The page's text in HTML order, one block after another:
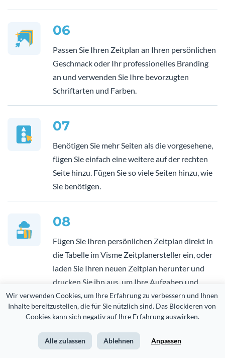
Wir verwenden Cookies, um Ihre Erfahrung zu verbessern und Ihnen
Inhalte bereitzustellen, die für Sie nützlich sind. Das Blockieren von
Cookies kann sich negativ auf Ihre Erfahrung auswirken.
Alle zulassen Ablehnen Anpassen
06
Passen Sie Ihren Zeitplan an Ihren persönlichen
Geschmack oder Ihr professionelles Branding
an und verwenden Sie Ihre bevorzugten
Schriftarten und Farben.
07
Benötigen Sie mehr Seiten als die vorgesehene,
fügen Sie einfach eine weitere auf der rechten
Seite hinzu. Fügen Sie so viele Seiten hinzu, wie
Sie benötigen.
08
Fügen Sie Ihren persönlichen Zeitplan direkt in
die Tabelle im Visme Zeitplanersteller ein, oder
laden Sie Ihren neuen Zeitplan herunter und
drucken Sie ihn aus, um Ihre Aufgaben und
Termine einzutragen.